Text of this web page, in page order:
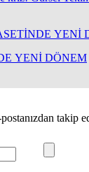
YENİ DÖNEM
takip